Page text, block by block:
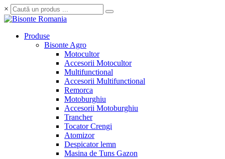
×
Produse
Bisonte Agro
Motocultor
Accesorii Motocultor
Multifunctional
Accesorii Multifunctional
Remorca
Motoburghiu
Accesorii Motoburghiu
Trancher
Tocator Crengi
Atomizor
Despicator lemn
Masina de Tuns Gazon